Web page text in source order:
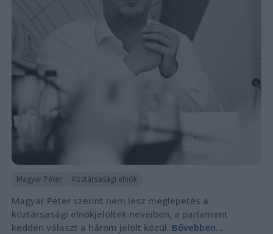
Magyar Péter Köztársasági elnök
Magyar Péter szerint nem lesz meglepetés a
köztársasági elnökjelöltek neveiben, a parlament
kedden választ a három jelölt közül. Bővebben...